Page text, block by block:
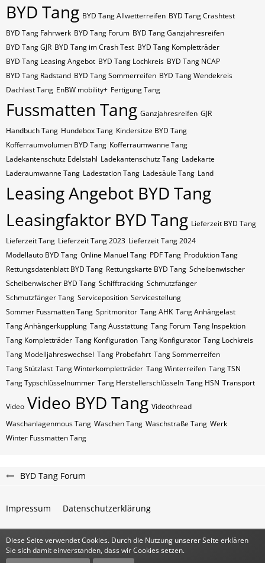
BYD Tang BYD Tang Allwetterreifen BYD Tang Crashtest
BYD Tang Fahrwerk BYD Tang Forum BYD Tang Ganzjahresreifen
BYD Tang GJR BYD Tang im Crash Test BYD Tang Kompletträder
BYD Tang Leasing Angebot BYD Tang Lochkreis BYD Tang NCAP
BYD Tang Radstand BYD Tang Sommerreifen BYD Tang Wendekreis
Dachlast Tang EnBW mobility+ Fertigung Tang
Fussmatten Tang Ganzjahresreifen GJR
Handbuch Tang Hundebox Tang Kindersitze BYD Tang
Kofferraumvolumen BYD Tang Kofferraumwanne Tang
Ladekantenschutz Edelstahl Ladekantenschutz Tang Ladekarte
Laderaumwanne Tang Ladestation Tang Ladesäule Tang Land
Leasing Angebot BYD Tang
Leasingfaktor BYD Tang Lieferzeit BYD Tang
Lieferzeit Tang Lieferzeit Tang 2023 Lieferzeit Tang 2024
Modellauto BYD Tang Online Manuel Tang PDF Tang Produktion Tang
Rettungsdatenblatt BYD Tang Rettungskarte BYD Tang Scheibenwischer
Scheibenwischer BYD​ Tang Schifftracking Schmutzfänger
Schmutzfänger Tang Serviceposition Servicestellung
Sommer Fussmatten Tang Spritmonitor Tang AHK Tang Anhängelast
Tang Anhängerkupplung Tang Ausstattung Tang Forum Tang Inspektion
Tang Kompletträder Tang Konfiguration Tang Konfigurator Tang Lochkreis
Tang Modelljahreswechsel Tang Probefahrt Tang Sommerreifen
Tang Stützlast Tang Winterkompletträder Tang Winterreifen Tang​​​​ TSN
Tang​​​​ Typschlüsselnummer Tang​​​​​ Herstellerschlüsseln Tang​​​​​ HSN Transport
Video Video BYD Tang Videothread
Waschanlagenmous Tang Waschen Tang Waschstraße Tang Werk
Winter Fussmatten Tang
BYD Tang Forum
Impressum Datenschutzerklärung
Community-Software:WoltLab Suite™
Diese Seite verwendet Cookies. Durch die Nutzung unserer Seite erklären
Sie sich damit einverstanden, dass wir Cookies setzen.